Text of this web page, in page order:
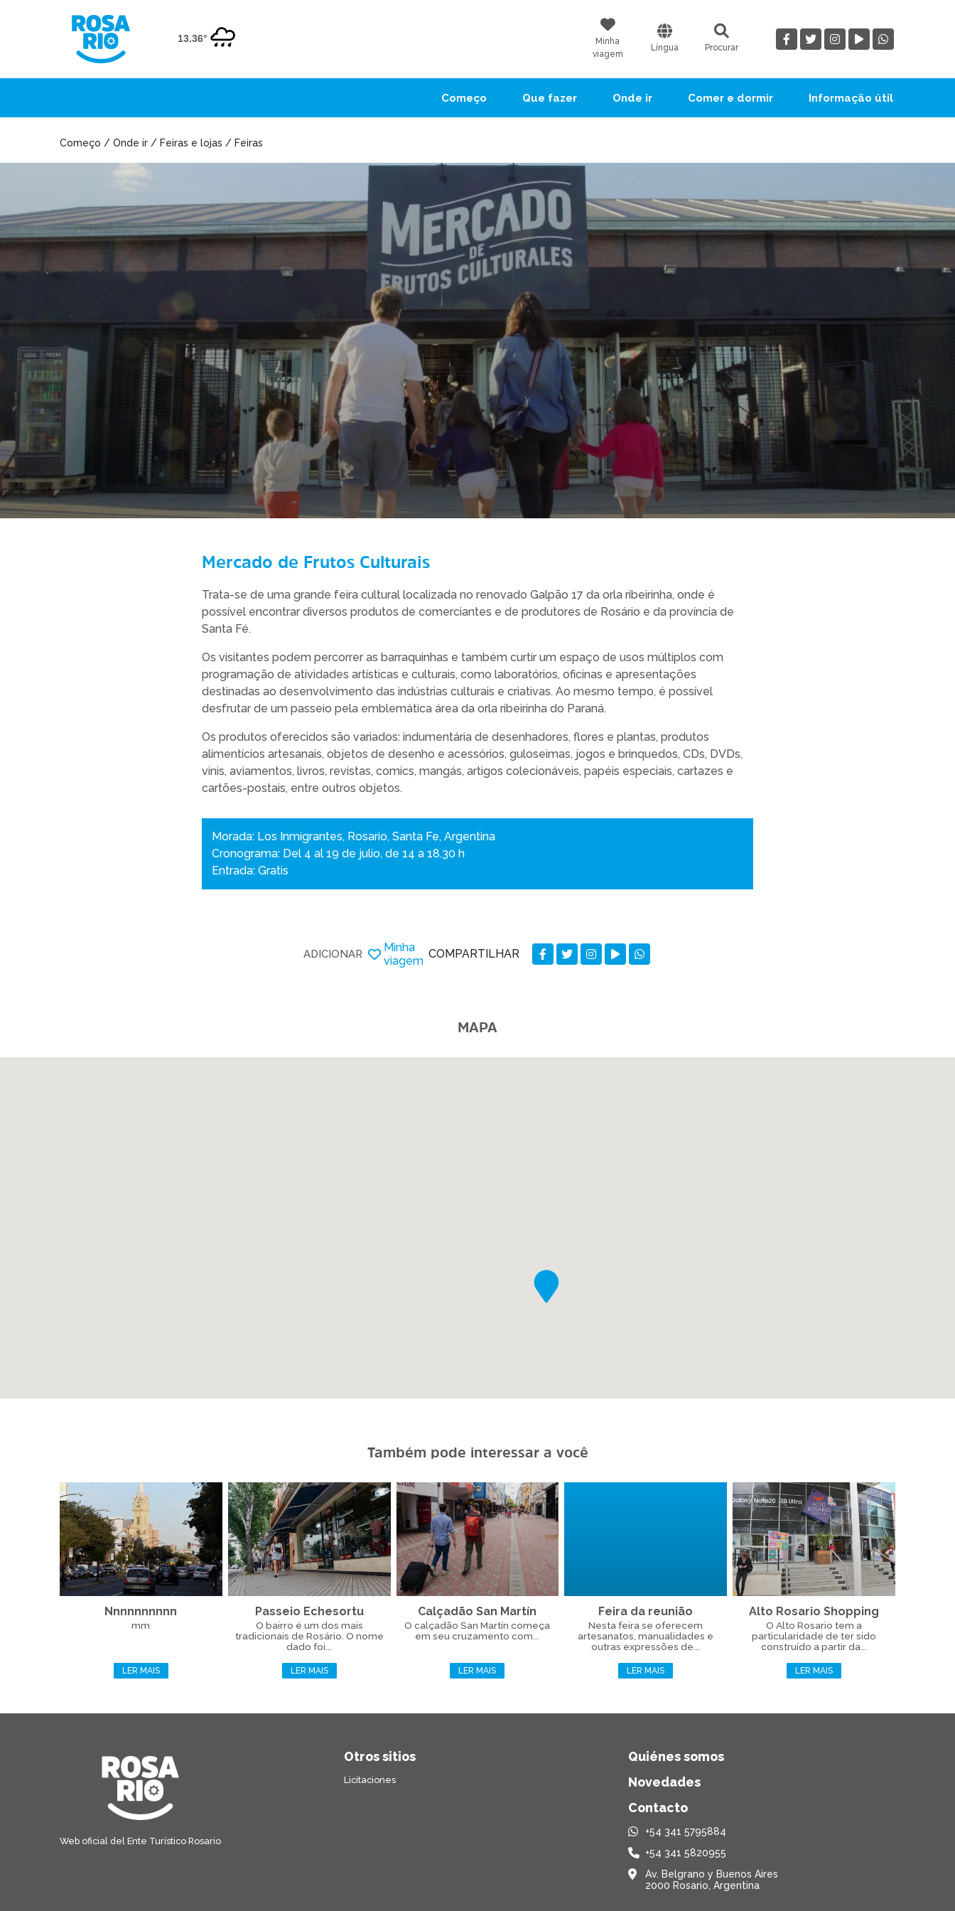
13.36°
Minha
viagem
Língua Procurar
Começo Que fazer Onde ir Comer e dormir Informação útil
Começo / Onde ir / Feiras e lojas / Feiras
Mercado de Frutos Culturais
Trata-se de uma grande feira cultural localizada no renovado Galpão 17 da orla ribeirinha, onde é
possível encontrar diversos produtos de comerciantes e de produtores de Rosário e da província de
Santa Fé.
Os visitantes podem percorrer as barraquinhas e também curtir um espaço de usos múltiplos com
programação de atividades artísticas e culturais, como laboratórios, oficinas e apresentações
destinadas ao desenvolvimento das indústrias culturais e criativas. Ao mesmo tempo, é possível
desfrutar de um passeio pela emblemática área da orla ribeirinha do Paraná.
Os produtos oferecidos são variados: indumentária de desenhadores, flores e plantas, produtos
alimentícios artesanais, objetos de desenho e acessórios, guloseimas, jogos e brinquedos, CDs, DVDs,
vinis, aviamentos, livros, revistas, comics, mangás, artigos colecionáveis, papéis especiais, cartazes e
cartões-postais, entre outros objetos.
Morada: Los Inmigrantes, Rosario, Santa Fe, Argentina
Cronograma: Del 4 al 19 de julio, de 14 a 18.30 h
Entrada: Gratis
ADICIONAR
Minha
viagem
COMPARTILHAR
MAPA
Também pode interessar a você
Nnnnnnnnnn
mm
LER MAIS
Passeio Echesortu
O bairro é um dos mais
tradicionais de Rosário. O nome
dado foi...
LER MAIS
Calçadão San Martín
O calçadão San Martín começa
em seu cruzamento com...
LER MAIS
Feira da reunião
Nesta feira se oferecem
artesanatos, manualidades e
outras expressões de...
LER MAIS
Alto Rosario Shopping
O Alto Rosario tem a
particularidade de ter sido
construído a partir da...
LER MAIS
Web oficial del Ente Turístico Rosario
Otros sitios
Licitaciones
Quiénes somos
Novedades
Contacto
+54 341 5795884
+54 341 5820955
Av. Belgrano y Buenos Aires
2000 Rosario, Argentina